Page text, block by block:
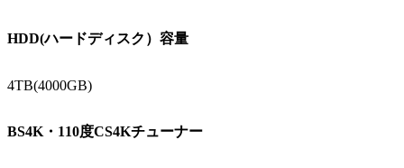
HDD(ハードディスク）容量
4TB(4000GB)
BS4K・110度CS4Kチューナー